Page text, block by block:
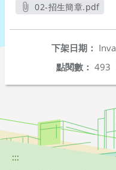
02-招生簡章.pdf
下架日期：
點閱數： 493
:::